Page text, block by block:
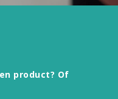
product? Of